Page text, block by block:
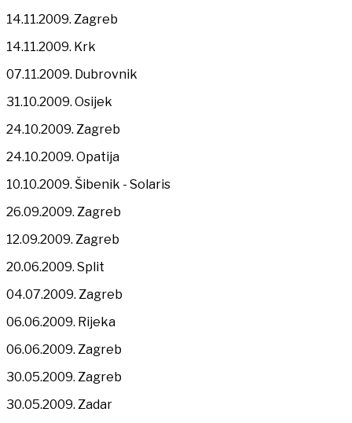
14.11.2009. Zagreb
14.11.2009. Krk
07.11.2009. Dubrovnik
31.10.2009. Osijek
24.10.2009. Zagreb
24.10.2009. Opatija
10.10.2009. Šibenik - Solaris
26.09.2009. Zagreb
12.09.2009. Zagreb
20.06.2009. Split
04.07.2009. Zagreb
06.06.2009. Rijeka
06.06.2009. Zagreb
30.05.2009. Zagreb
30.05.2009. Zadar